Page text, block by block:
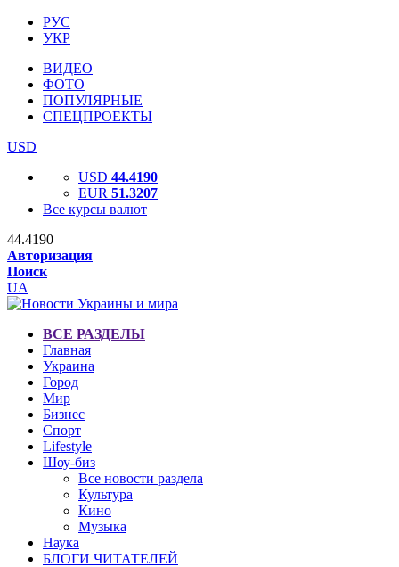
РУС
УКР
ВИДЕО
ФОТО
ПОПУЛЯРНЫЕ
СПЕЦПРОЕКТЫ
USD
USD 44.4190
EUR 51.3207
Все курсы валют
44.4190
Авторизация
Поиск
UA
ВСЕ РАЗДЕЛЫ
Главная
Украина
Город
Мир
Бизнес
Спорт
Lifestyle
Шоу-биз
Все новости раздела
Культура
Кино
Музыка
Наука
БЛОГИ ЧИТАТЕЛЕЙ